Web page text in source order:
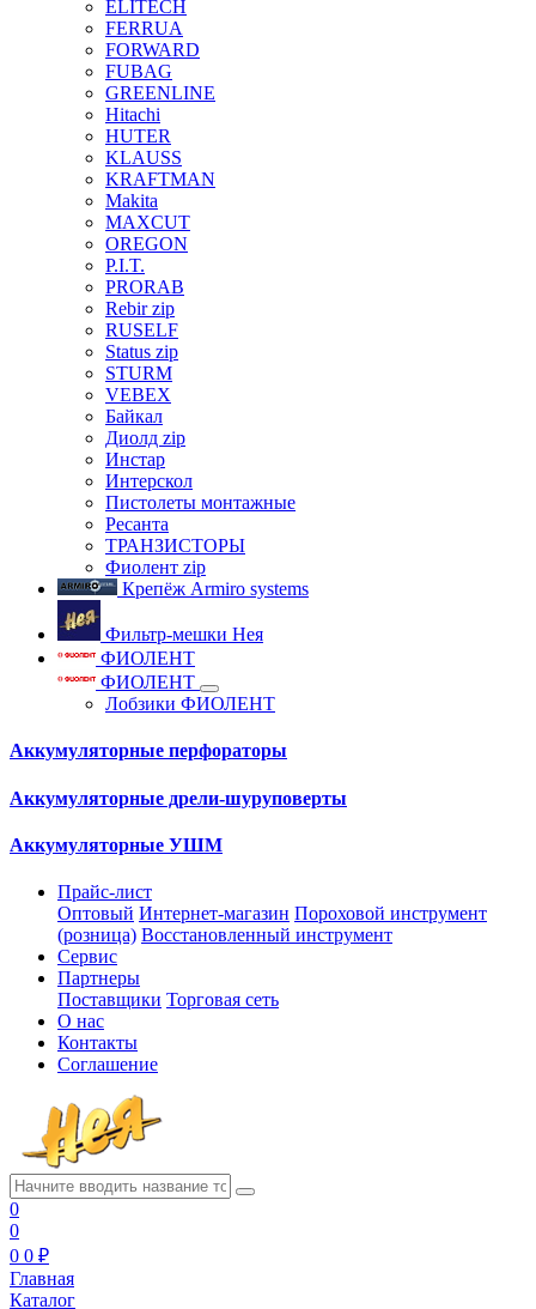
ELITECH
FERRUA
FORWARD
FUBAG
GREENLINE
Hitachi
HUTER
KLAUSS
KRAFTMAN
Makita
MAXCUT
OREGON
P.I.T.
PRORAB
Rebir zip
RUSELF
Status zip
STURM
VEBEX
Байкал
Диолд zip
Инстар
Интерскол
Пистолеты монтажные
Ресанта
ТРАНЗИСТОРЫ
Фиолент zip
Крепёж Armiro systems
Фильтр-мешки Нея
ФИОЛЕНТ
ФИОЛЕНТ
Лобзики ФИОЛЕНТ
Аккумуляторные перфораторы
Аккумуляторные дрели-шуруповерты
Аккумуляторные УШМ
Прайс-лист
Оптовый Интернет-магазин Пороховой инструмент
(розница) Восстановленный инструмент
Сервис
Партнеры
Поставщики Торговая сеть
О нас
Контакты
Соглашение
0
0
0 0 ₽
Главная
Каталог